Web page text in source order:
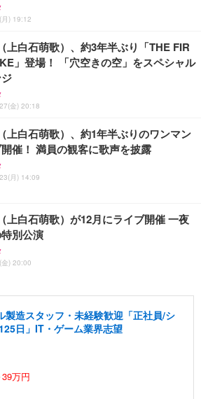
) 19:12
上白石萌歌）、約3年半ぶり「THE FIR
」登場！ 「穴空きの空」をスペシャル
金) 20:18
上白石萌歌）、約1年半ぶりのワンマン
催！ 満員の観客に歌声を披露
月) 14:09
上白石萌歌）が12月にライブ開催 一夜
別公演
) 20:00
製造スタッフ・未経験歓迎「正社員/シ
日」IT・ゲーム業界志望
万円